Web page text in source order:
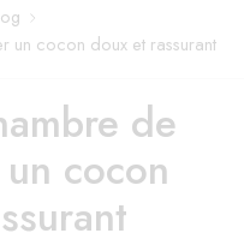
un cocon doux et rassurant
de
cocon